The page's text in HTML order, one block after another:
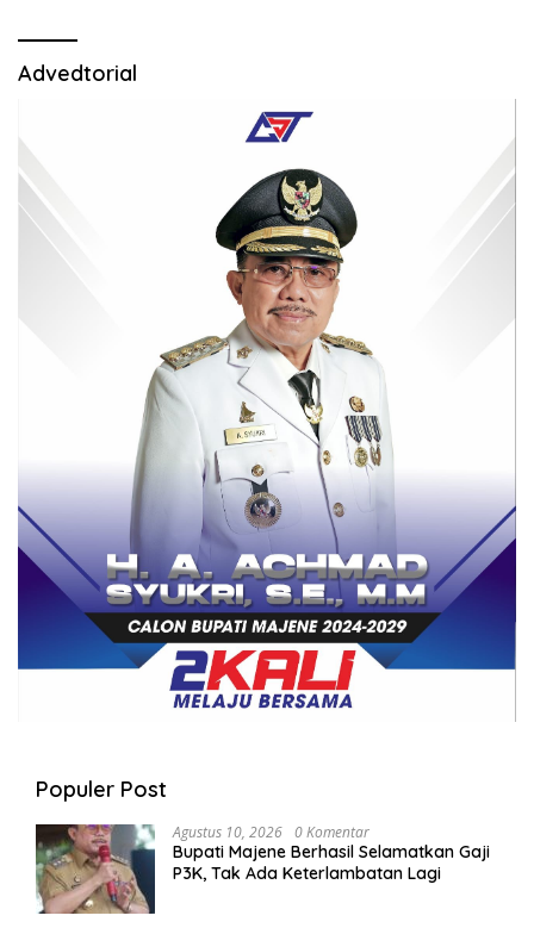
Advedtorial
Populer Post
Agustus 10, 2026 0 Komentar
Bupati Majene Berhasil Selamatkan Gaji
P3K, Tak Ada Keterlambatan Lagi